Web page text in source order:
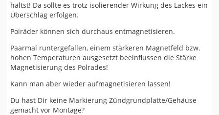
hältst! Da sollte es trotz isolierender Wirkung des Lackes ein
Überschlag erfolgen.
Polräder können sich durchaus entmagnetisieren.
Paarmal runtergefallen, einem stärkeren Magnetfeld bzw.
hohen Temperaturen ausgesetzt beeinflussen die Stärke
Magnetisierung des Polrades!
Kann man aber wieder aufmagnetisieren lassen!
Du hast Dir keine Markierung Zündgrundplatte/Gehäuse
gemacht vor Montage?